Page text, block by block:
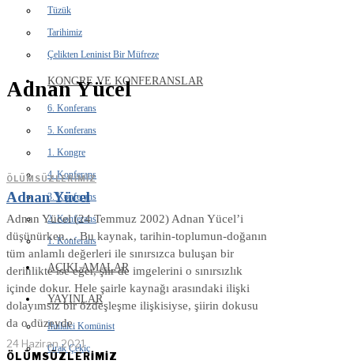
Tüzük
Tarihimiz
Çelikten Leninist Bir Müfreze
KONGRE VE KONFERANSLAR
6. Konferans
5. Konferans
1. Kongre
4. Konferans
3. Konferans
2. Konferans
1. Konferans
AÇIKLAMALAR
YAYINLAR
İhtilalci Komünist
Orak Çekiç
Adnan Yücel
ÖLÜMSÜZLERIMIZ
Adnan Yücel
Adnan Yücel (24 Temmuz 2002) Adnan Yücel’i
düşünürken… Bu kaynak, tarihin-toplumun-doğanın
tüm anlamlı değerleri ile sınırsızca buluşan bir
derinlikte ise eğer, şiir de imgelerini o sınırsızlık
içinde dokur. Hele şairle kaynağı arasındaki ilişki
dolayımsız bir özdeşleşme ilişkisiyse, şiirin dokusu
da o düzeyde
24 Haziran 2021
ÖLÜMSÜZLERİMİZ